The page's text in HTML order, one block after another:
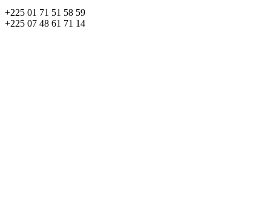
+225 01 71 51 58 59
+225 07 48 61 71 14